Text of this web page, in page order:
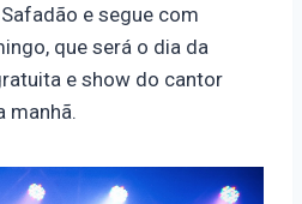
e segue com
que será o dia da
e show do cantor
manhã.